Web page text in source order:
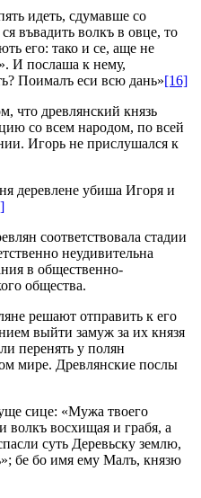
идеть, сдумавше со
въвадить волкъ в овце, то
его: тако и се, аще не
И послаша к нему,
Поималъ еси всю дань»[16]
что древлянский князь
со всем народом, по всей
Игорь не прислушался к
деревлене убиша Игоря и
соответствовала стадии
неудивительна
в общественно-
общества.
решают отправить к его
выйти замуж за их князя
перенять у полян
мире. Древлянские послы
сице: «Мужа твоего
волкъ восхищая и грабя, а
суть Деревьску землю,
бе бо имя ему Малъ, князю